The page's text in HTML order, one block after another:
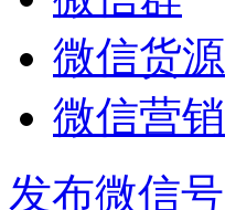
微信货源
微信营销
发布微信号